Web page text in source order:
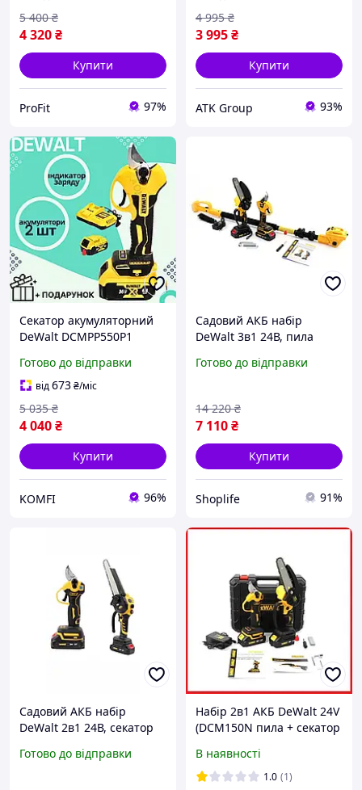
4 320₴
5 400 ₴
Купити
ProFit 97%
Секатор з двома
акумуляторами
3 995₴
4 995 ₴
Купити
ATK Group 93%
Секатор акумуляторний
DeWalt DCMPP550P1
акумуляторами 36V 6AH
Потужний акумуляторний
секатор Деволт
Готово до відправки
від673₴/міс
4 040₴
5 035 ₴
Купити
KOMFI 96%
Садовий АКБ набір
DeWalt 3в1 24В, пила
ланцюга та цифровий
Готово до відправки
7 110₴
14 220 ₴
Купити
Shoplife 91%
Садовий АКБ набір
DeWalt 2в1 24В, секатор
DCM190HN для догляду за
Готово до відправки
Набір 2в1 АКБ DeWalt 24V
(DCM150N пила + секатор
В наявності
1.0 (1)